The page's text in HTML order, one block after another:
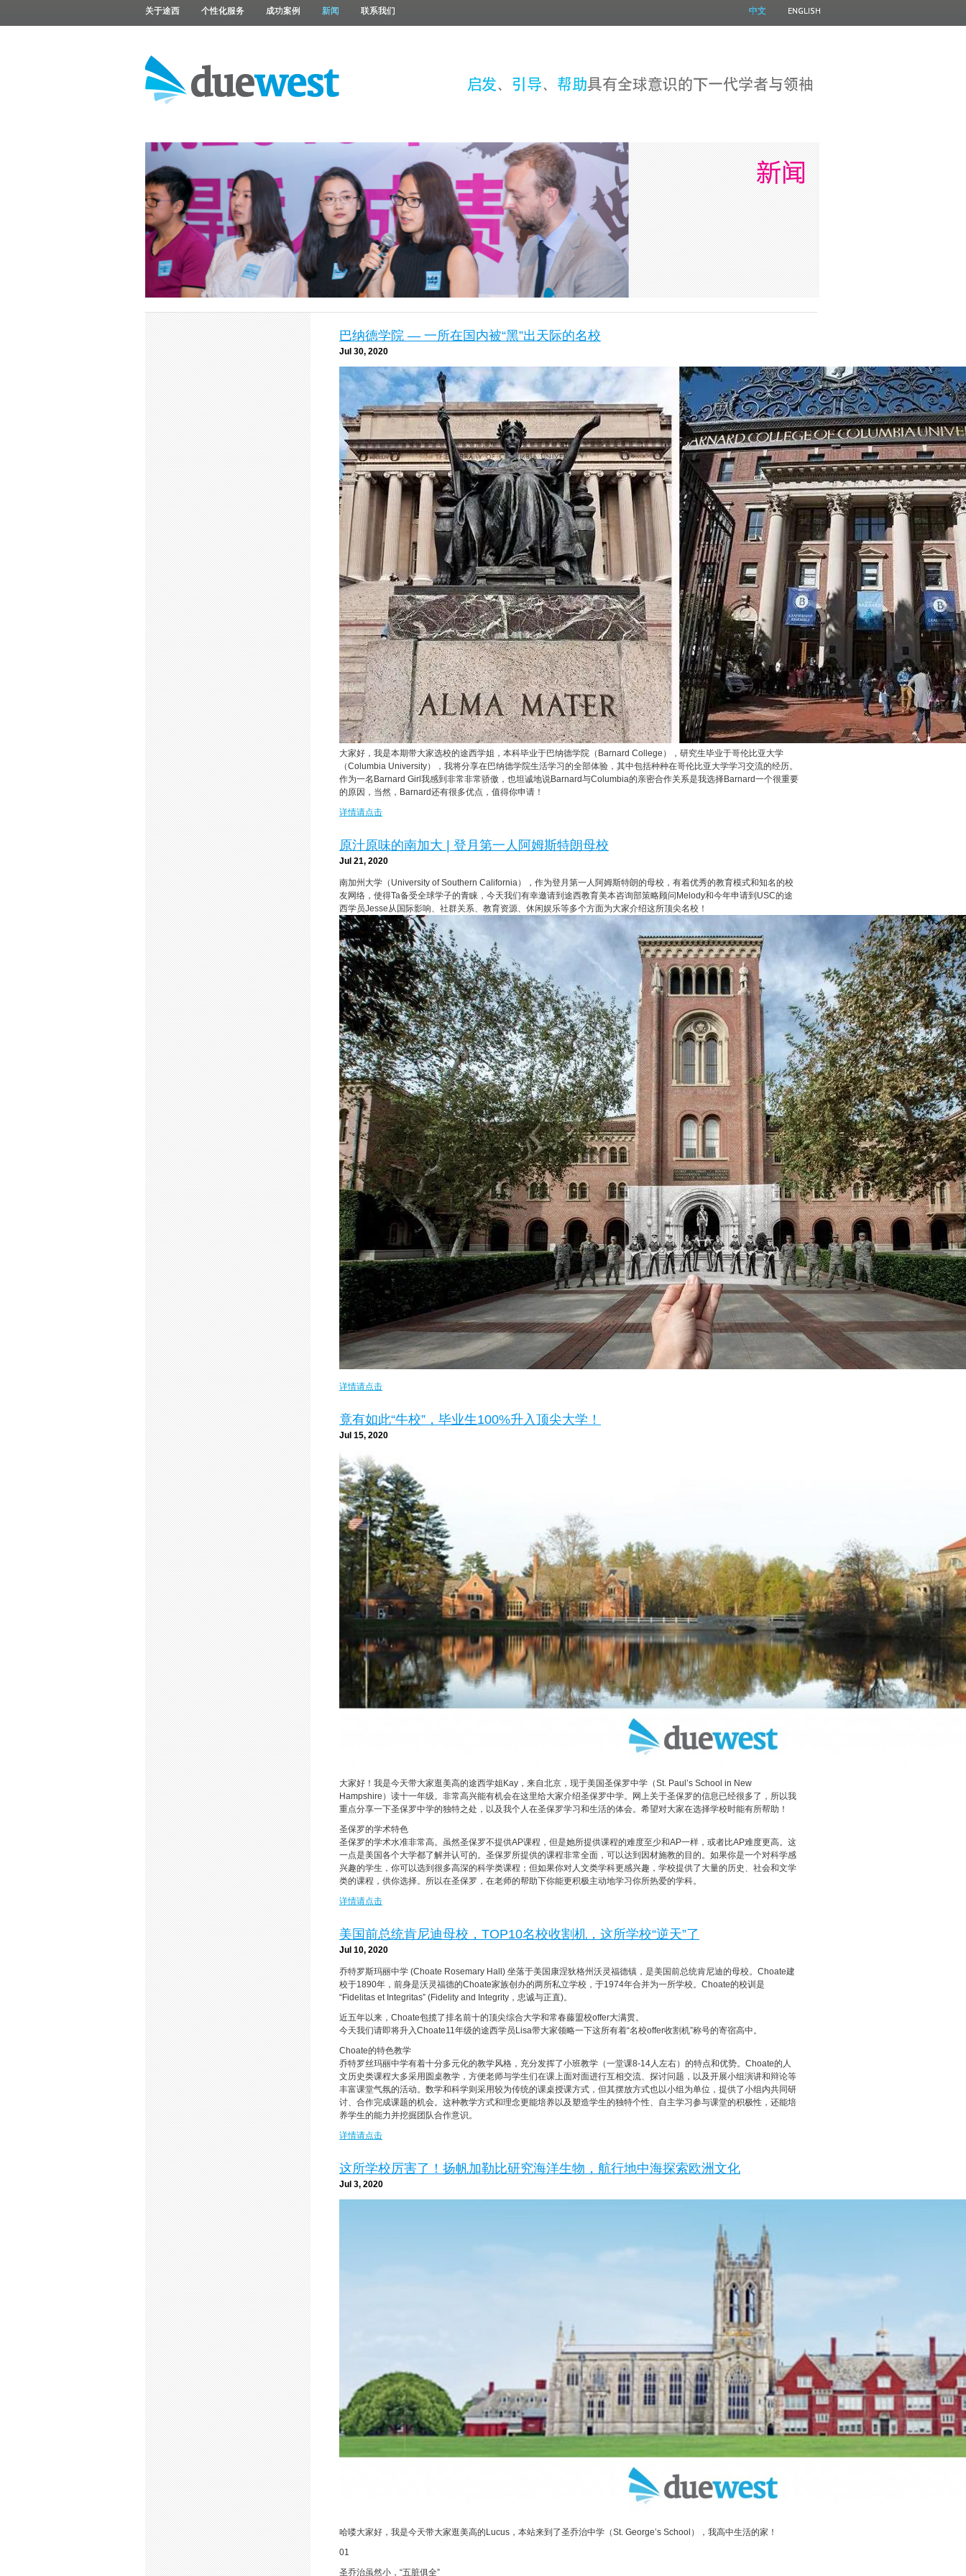
关于途西 个性化服务 成功案例 新闻 联系我们 ENGLISH
中文
巴纳德学院 — 一所在国内被“黑”出天际的名校
Jul 30, 2020
大家好，我是本期带大家选校的途西学姐，本科毕业于巴纳德学院（Barnard College），研究生毕业于哥伦比亚大学
（Columbia University），我将分享在巴纳德学院生活学习的全部体验，其中包括种种在哥伦比亚大学学习交流的经历。
作为一名Barnard Girl我感到非常非常骄傲，也坦诚地说Barnard与Columbia的亲密合作关系是我选择Barnard一个很重要
的原因，当然，Barnard还有很多优点，值得你申请！
详情请点击
原汁原味的南加大 | 登月第一人阿姆斯特朗母校
Jul 21, 2020
南加州大学（University of Southern California），作为登月第一人阿姆斯特朗的母校，有着优秀的教育模式和知名的校
友网络，使得Ta备受全球学子的青睐，今天我们有幸邀请到途西教育美本咨询部策略顾问Melody和今年申请到USC的途
西学员Jesse从国际影响、社群关系、教育资源、休闲娱乐等多个方面为大家介绍这所顶尖名校！
详情请点击
竟有如此“牛校”，毕业生100%升入顶尖大学！
Jul 15, 2020
大家好！我是今天带大家逛美高的途西学姐Kay，来自北京，现于美国圣保罗中学（St. Paul’s School in New
Hampshire）读十一年级。非常高兴能有机会在这里给大家介绍圣保罗中学。网上关于圣保罗的信息已经很多了，所以我
重点分享一下圣保罗中学的独特之处，以及我个人在圣保罗学习和生活的体会。希望对大家在选择学校时能有所帮助！
圣保罗的学术特色
圣保罗的学术水准非常高。虽然圣保罗不提供AP课程，但是她所提供课程的难度至少和AP一样，或者比AP难度更高。这
一点是美国各个大学都了解并认可的。圣保罗所提供的课程非常全面，可以达到因材施教的目的。如果你是一个对科学感
兴趣的学生，你可以选到很多高深的科学类课程；但如果你对人文类学科更感兴趣，学校提供了大量的历史、社会和文学
类的课程，供你选择。所以在圣保罗，在老师的帮助下你能更积极主动地学习你所热爱的学科。
详情请点击
美国前总统肯尼迪母校，TOP10名校收割机，这所学校“逆天”了
Jul 10, 2020
乔特罗斯玛丽中学 (Choate Rosemary Hall) 坐落于美国康涅狄格州沃灵福德镇，是美国前总统肯尼迪的母校。Choate建
校于1890年，前身是沃灵福德的Choate家族创办的两所私立学校，于1974年合并为一所学校。Choate的校训是
“Fidelitas et Integritas” (Fidelity and Integrity，忠诚与正直)。
近五年以来，Choate包揽了排名前十的顶尖综合大学和常春藤盟校offer大满贯。
今天我们请即将升入Choate11年级的途西学员Lisa带大家领略一下这所有着“名校offer收割机”称号的寄宿高中。
Choate的特色教学
乔特罗丝玛丽中学有着十分多元化的教学风格，充分发挥了小班教学（一堂课8-14人左右）的特点和优势。Choate的人
文历史类课程大多采用圆桌教学，方便老师与学生们在课上面对面进行互相交流、探讨问题，以及开展小组演讲和辩论等
丰富课堂气氛的活动。数学和科学则采用较为传统的课桌授课方式，但其摆放方式也以小组为单位，提供了小组内共同研
讨、合作完成课题的机会。这种教学方式和理念更能培养以及塑造学生的独特个性、自主学习参与课堂的积极性，还能培
养学生的能力并挖掘团队合作意识。
详情请点击
这所学校厉害了！扬帆加勒比研究海洋生物，航行地中海探索欧洲文化
Jul 3, 2020
哈喽大家好，我是今天带大家逛美高的Lucus，本站来到了圣乔治中学（St. George’s School），我高中生活的家！
01
圣乔治虽然小，“五脏俱全”